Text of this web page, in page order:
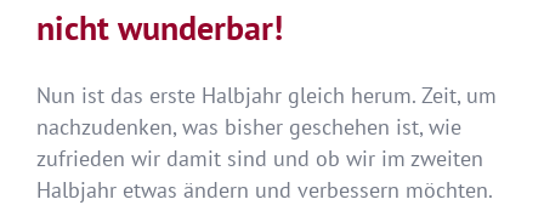
nicht wunderbar!
Nun ist das erste Halbjahr gleich herum. Zeit, um
nachzudenken, was bisher geschehen ist, wie
zufrieden wir damit sind und ob wir im zweiten
Halbjahr etwas ändern und verbessern möchten.